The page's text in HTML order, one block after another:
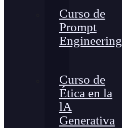
Curso de
Prompt
Engineering
Curso de
Ética en la
lA
Generativa